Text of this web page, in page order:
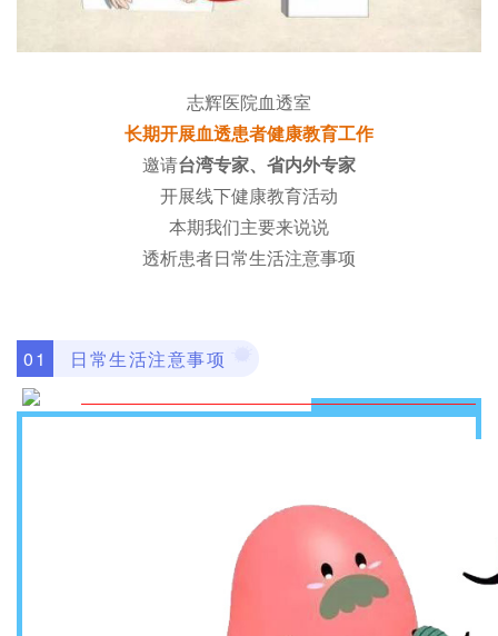
志辉医院血透室
长期开展血透患者健康教育工作
邀请台湾专家、省内外专家
开展线下健康教育活动
本期我们主要来说说
透析患者日常生活注意事项
01 日常生活注意事项